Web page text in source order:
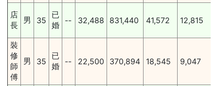
店
長
男 35
已
婚
-- 32,488 831,440 41,572 12,815
裝
修
師
傅
男 35
已
婚
-- 22,500 370,894 18,545 9,047